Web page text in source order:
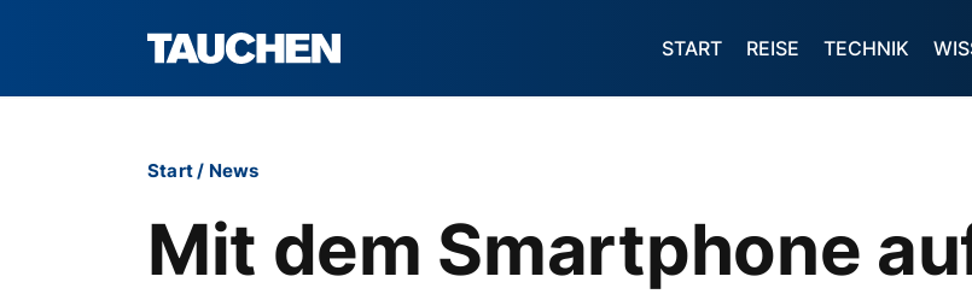
START REISE TECHNIK
Start/ News
Mit dem Smartphone